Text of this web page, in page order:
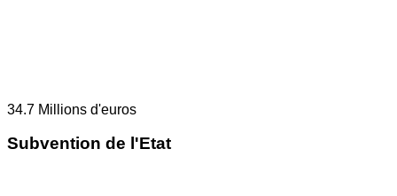
34.7 Millions d'euros
Subvention de l'Etat